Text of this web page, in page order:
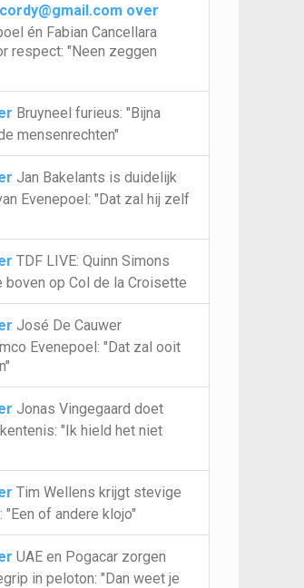
over
én Fabian Cancellara
respect: "Neen zeggen
Bruyneel furieus: "Bijna
mensenrechten"
Jan Bakelants is duidelijk
Evenepoel: "Dat zal hij zelf
TDF LIVE: Quinn Simons
op Col de la Croisette
José De Cauwer
Evenepoel: "Dat zal ooit
Jonas Vingegaard doet
"Ik hield het niet
Tim Wellens krijgt stevige
"Een of andere klojo"
UAE en Pogacar zorgen
in peloton: "Dan weet je